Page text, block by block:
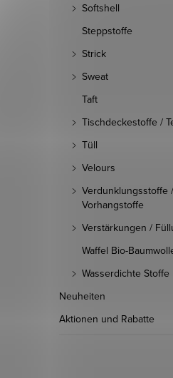
Softshell
Steppstoffe
Strick
Sweat
Taft
Tischdeckestoffe /
Tüll
Velours
Verdunklungsstoffe /
Vorhangstoffe
Verstärkungen /
Waffel Bio-
Wasserdichte Stoffe
Neuheiten
Aktionen und Rabatte
Dancing
Mehr für weniger